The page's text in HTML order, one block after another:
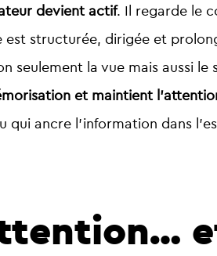
devient actif. Il regarde le
est structurée, dirigée et
seulement la vue mais aussi
et maintient
ancre l’information dans